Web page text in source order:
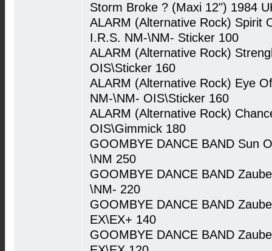
Storm Broke ? (Maxi 12") 1984
ALARM (Alternative Rock) Spirit
I.R.S. NM-\NM- Sticker 100
ALARM (Alternative Rock)
OIS\Sticker 160
ALARM (Alternative Rock) Eye
NM-\NM- OIS\Sticker 160
ALARM (Alternative Rock)
OIS\Gimmick 180
GOOMBYE DANCE BAND Sun
\NM 250
GOOMBYE DANCE BAND
\NM- 220
GOOMBYE DANCE BAND
EX\EX+ 140
GOOMBYE DANCE BAND